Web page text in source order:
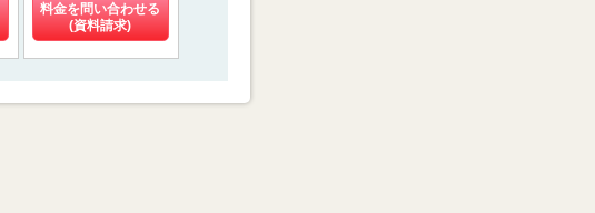
料金を問い合わせる
(資料請求)